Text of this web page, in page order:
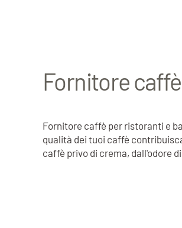
Fornitore
Fornitore caffè per ristoranti e
qualità dei tuoi caffè
caffè privo di crema, dall'odore